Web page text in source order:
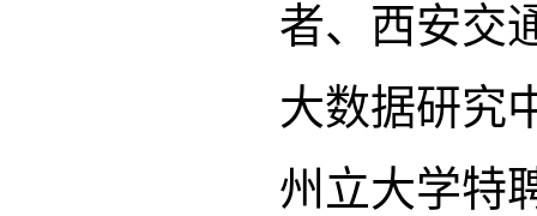
者、西安交
大数据研究
州立大学特